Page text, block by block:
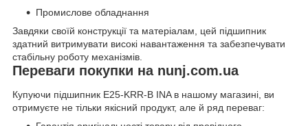
Промислове обладнання
Завдяки своїй конструкції та матеріалам, цей підшипник
здатний витримувати високі навантаження та забезпечувати
стабільну роботу механізмів.
Переваги покупки на nunj.com.ua
Купуючи підшипник E25-KRR-B INA в нашому магазині, ви
отримуєте не тільки якісний продукт, але й ряд переваг: